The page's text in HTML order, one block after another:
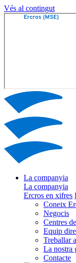
Vés al contingut
La companyia
La companyia
Ercros en xifres
Coneix
Negocis
Centres
Equip
Treballar
La nostra
Contacte